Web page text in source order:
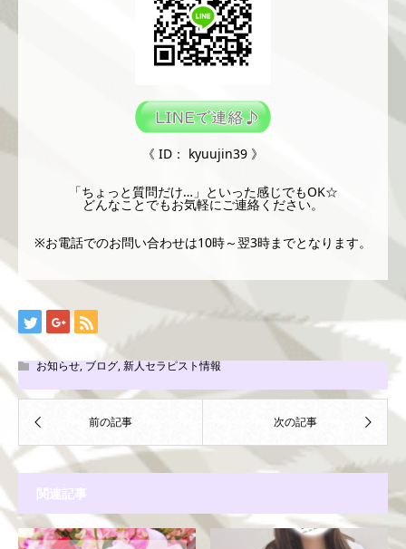
《 ID： kyuujin39 》
「ちょっと質問だけ…」といった感じでもOK☆
どんなことでもお気軽にご連絡ください。
※お電話でのお問い合わせは10時～翌3時までとなります。
お知らせ,ブログ,新人セラピスト情報
関連記事